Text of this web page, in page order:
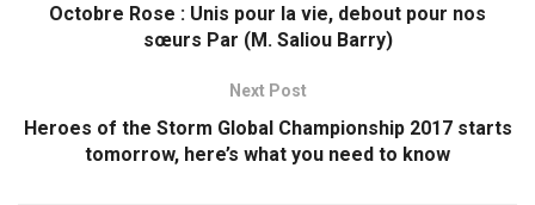
Octobre Rose : Unis pour la vie, debout pour nos
sœurs Par (M. Saliou Barry)
Next Post
Heroes of the Storm Global Championship 2017 starts
tomorrow, here’s what you need to know